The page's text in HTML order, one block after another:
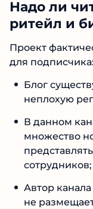
Надо ли
ритейл и
Проект
для подписчика:
Блог
неплохую
В данном
множество
сотрудников;
Автор
не